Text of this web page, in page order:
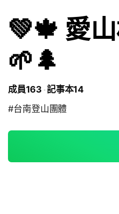
💚🍁 愛
🌱🌲
成員163 記事本14
#台南登山團體